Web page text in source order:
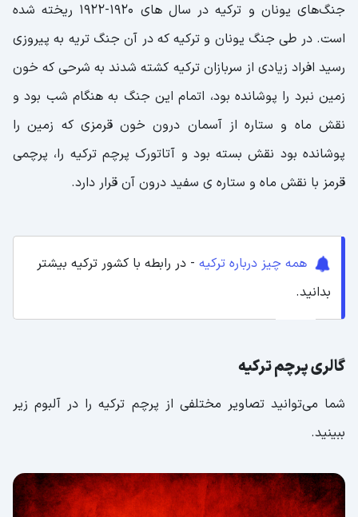
جنگ‌های یونان و ترکیه در سال های 1920-1922 ریخته شده
است. در طی جنگ یونان و ترکیه که در آن جنگ تریه به پیروزی
رسید افراد زیادی از سربازان ترکیه کشته شدند به شرحی که خون
زمین نبرد را پوشانده بود، اتمام این جنگ به هنگام شب بود و
نقش ماه و ستاره از آسمان درون خون قرمزی که زمین را
پوشانده بود نقش بسته بود و آتاتورک پرچم ترکیه را، پرچمی
قرمز با نقش ماه و ستاره ی سفید درون آن قرار دارد.
همه چیز درباره ترکیه - در رابطه با کشور ترکیه بیشتر
بدانید.
گالری پرچم ترکیه
شما می‌توانید تصاویر مختلفی از پرچم ترکیه را در آلبوم زیر
ببینید.